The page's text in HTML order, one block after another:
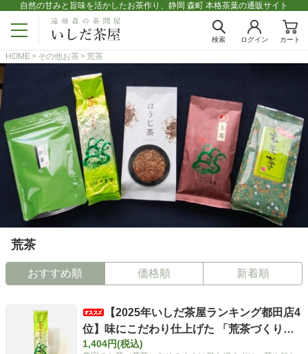
自然の甘みと旨味を活かしたお茶作り、静岡 森町 本格茶葉の通販サイト
検索 ログイン カート
HOME その他お茶 荒茶
荒茶
おすすめ順 価格順 新着順
【2025年いしだ茶屋ランキング都田店4
位】味にこだわり仕上げた 「荒茶づくり」2
00g
1,404円(税込)